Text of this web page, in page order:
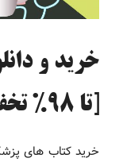
[تا 98% تخفیف]
خرید کتاب های